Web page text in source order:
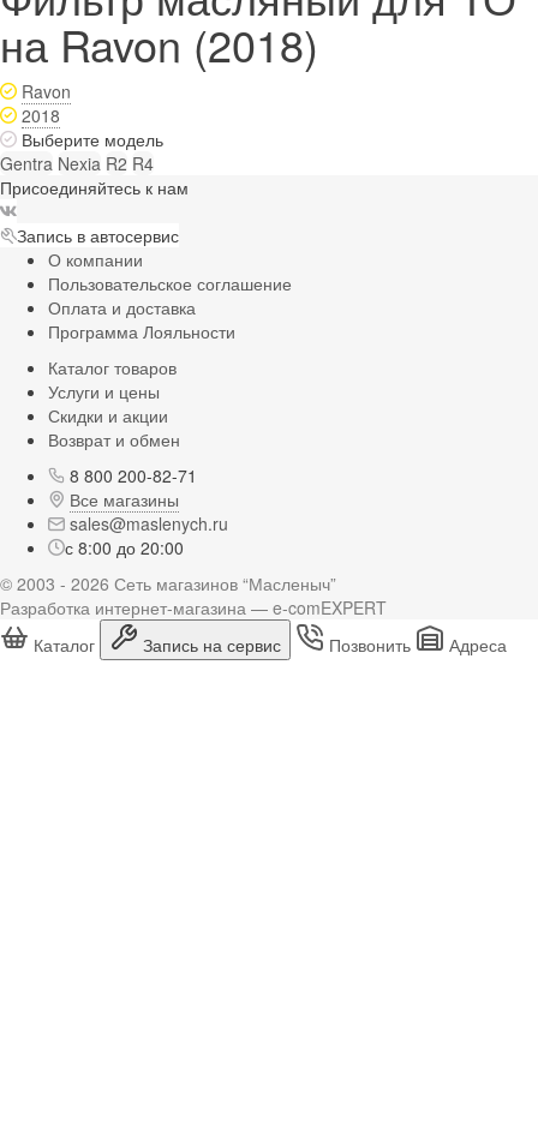
на Ravon (2018)
Ravon
2018
Выберите модель
Gentra Nexia R2 R4
Присоединяйтесь к нам
Запись в автосервис
О компании
Пользовательское соглашение
Оплата и доставка
Программа Лояльности
Каталог товаров
Услуги и цены
Скидки и акции
Возврат и обмен
8 800 200-82-71
Все магазины
sales@maslenych.ru
с 8:00 до 20:00
© 2003 - 2026 Сеть магазинов “Масленыч”
Разработка интернет-магазина — e-comEXPERT
Каталог
Запись на сервис Позвонить Адреса